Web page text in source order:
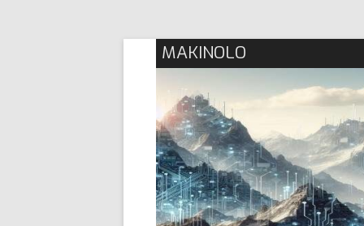
MAKINOLO